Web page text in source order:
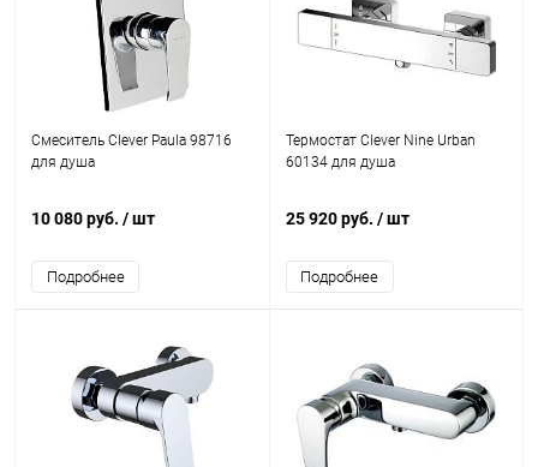
Смеситель Clever Paula 98716
для душа
10 080 руб. / шт
Подробнее
Термостат Clever Nine Urban
60134 для душа
25 920 руб. / шт
Подробнее